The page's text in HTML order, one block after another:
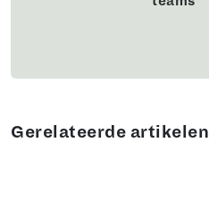
Gerelateerde artikelen